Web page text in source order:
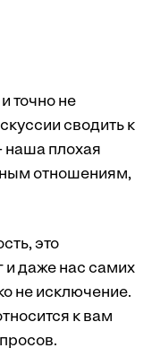
точно не
сводить к
наша плохая
отношениям,
это
и даже нас самих
не исключение.
к вам